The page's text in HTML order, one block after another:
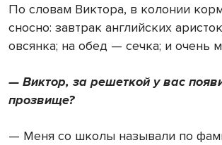
По словам Виктора, в колонии
сносно: завтрак английских
овсянка; на обед — сечка; и очень
— Виктор, за решеткой у вас
прозвище?
— Меня со школы называли по